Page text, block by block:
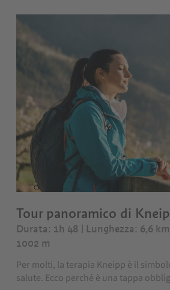
Tour panoramico di
Durata: 1h 48 | Lunghezza: 6,6 km
1002 m
Per molti, la terapia Kneipp è il
salute. Ecco perché è una tappa